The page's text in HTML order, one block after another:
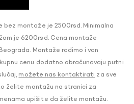
bez montaže je 2500rsd. Minimalna
je 6200rsd. Cena montaže
Montaže radimo i van
cenu dodatno obračunavaju putni
možete nas kontaktirati za sve
želite montažu na stranici za
upišite da želite montažu.